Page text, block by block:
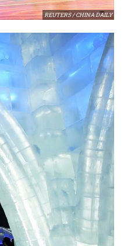
REUTERS / CHINA DAILY